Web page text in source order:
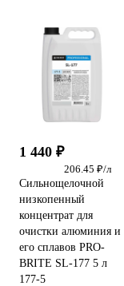
1 440 ₽
206.45 ₽/л
Сильнощелочной
низкопенный
концентрат для
очистки алюминия и
его сплавов PRO-
BRITE SL-177 5 л
177-5